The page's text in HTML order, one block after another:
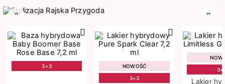
3+3
NOWOŚĆ
3+3
Lakier